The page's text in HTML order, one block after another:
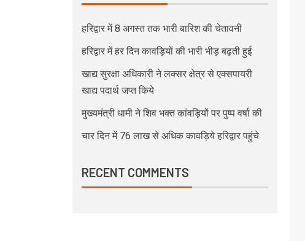
हरिद्वार में 8 अगस्त तक भारी बारिश की चेतावनी
हरिद्वार में हर दिन कावड़ियों की भारी भीड़ बढ़ती हुई
खाद्य सुरक्षा अधिकारी ने लक्सर क्षेत्र से एक्सपायरी
खाद्य पदार्थ जप्त किये
मुख्यमंत्री धामी ने शिव भक्त कांवड़ियों पर पुष्प वर्षा की
चार दिन में 76 लाख से अधिक कावड़िये हरिद्वार पहुंचे
RECENT COMMENTS